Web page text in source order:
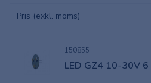
Pris (exkl. moms)
150855
LED GZ4 10-30V